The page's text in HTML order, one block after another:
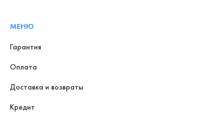
МЕНЮ
Гарантия
Оплата
Доставка и возвраты
Кредит